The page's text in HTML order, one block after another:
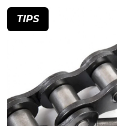
TIPS